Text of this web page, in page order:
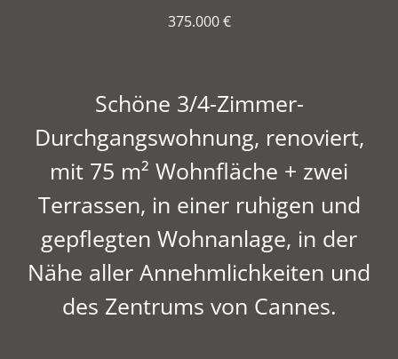
375.000 €
Schöne 3/4-Zimmer-
Durchgangswohnung, renoviert,
mit 75 m² Wohnfläche + zwei
Terrassen, in einer ruhigen und
gepflegten Wohnanlage, in der
Nähe aller Annehmlichkeiten und
des Zentrums von Cannes.